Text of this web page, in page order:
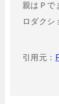
親はＰで
ロダクシ
引用元：